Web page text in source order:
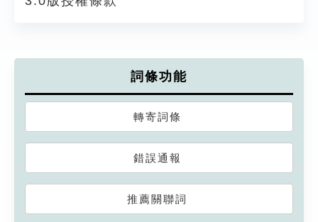
詞條功能
轉寄詞條
錯誤通報
推薦關聯詞